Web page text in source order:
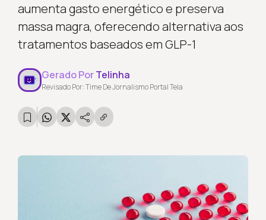
aumenta gasto energético e preserva
massa magra, oferecendo alternativa aos
tratamentos baseados em GLP-1
Gerado PorTelinha
Revisado Por: Time De Jornalismo Portal Tela